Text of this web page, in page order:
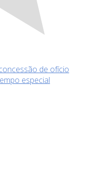
de ofício
especial